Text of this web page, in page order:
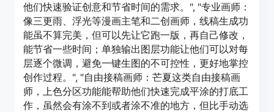
他们快速验证创意和节省时间的需求。", "专业画师：
像三更雨、浮光等漫画主笔和二创画师，线稿生成功
能虽不算完美，但可以先让它跑一版，再自己修改，
能节省一些时间；单独输出图层功能让他们可以对每
层逐个微调，避免一键生图的不可控性，更好地掌控
创作过程。", "自由接稿画师：芒夏这类自由接稿画
师，上色分区功能能帮助他们快速完成平涂的打底工
作，虽然会有涂不到或者涂不准的地方，但比手动选